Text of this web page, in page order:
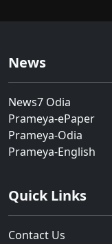
News
News7 Odia
Prameya-ePaper
Prameya-Odia
Prameya-English
Quick Links
Contact Us